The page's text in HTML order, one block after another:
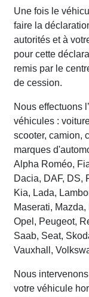
Une fois le
faire la
autorités et à
pour cette
remis par le
de cession.
Nous effectuons
véhicules :
scooter, camion,
marques
Alpha Roméo,
Dacia, DAF, DS,
Kia, Lada,
Maserati,
Opel, Peugeot,
Saab, Seat,
Vauxhall,
Nous
votre véhicule